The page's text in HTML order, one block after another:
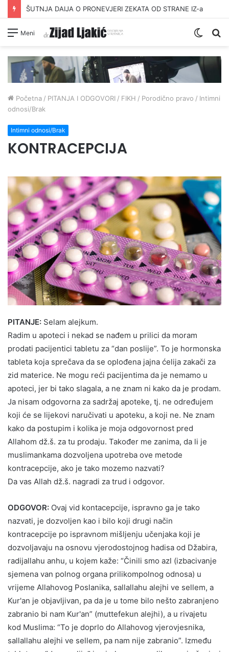
ŠUTNJA DAIJA O PRONEVJERI ZEKATA OD STRANE IZ-a
Meni
Switch
Početna / PITANJA I ODGOVORI / FIKH / Porodično pravo / Intimni
odnosi/Brak
Intimni odnosi/Brak
KONTRACEPCIJA
PITANJE: Selam alejkum.
Radim u apoteci i nekad se nađem u prilici da moram
prodati pacijentici tabletu za “dan poslije”. To je hormonska
tableta koja sprečava da se oplođena jajna ćelija zakači za
zid materice. Ne mogu reći pacijentima da je nemamo u
apoteci, jer bi tako slagala, a ne znam ni kako da je prodam.
Ja nisam odgovorna za sadržaj apoteke, tj. ne određujem
koji će se lijekovi naručivati u apoteku, a koji ne. Ne znam
kako da postupim i kolika je moja odgovornost pred
Allahom dž.š. za tu prodaju. Također me zanima, da li je
muslimankama dozvoljena upotreba ove metode
kontracepcije, ako je tako mozemo nazvati?
Da vas Allah dž.š. nagradi za trud i odgovor.
ODGOVOR: Ovaj vid kontacepcije, ispravno ga je tako
nazvati, je dozvoljen kao i bilo koji drugi način
kontracepcije po ispravnom mišljenju učenjaka koji je
dozvoljavaju na osnovu vjerodostojnog hadisa od Džabira,
radijallahu anhu, u kojem kaže: “Činili smo azl (izbacivanje
sjemena van polnog organa prilikompolnog odnosa) u
vrijeme Allahovog Poslanika, sallallahu alejhi ve sellem, a
Kur'an je objavljivan, pa da je u tome bilo nešto zabranjeno
zabranio bi nam Kur'an” (muttefekun alejhi), a u rivajetu
kod Muslima: “To je doprlo do Allahovog vjerovjesnika,
sallallahu alejhi ve sellem, pa nam nije zabranio”. Između